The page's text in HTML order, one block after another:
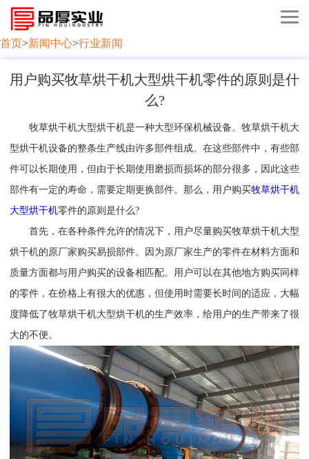
首页>新闻中心>行业新闻
用户购买牧草烘干机大型烘干机零件的原则是什
么?
牧草烘干机大型烘干机是一种大型环保机械设备。牧草烘干机大
型烘干机设备的整条生产线由许多部件组成。在这些部件中，有些部
件可以长期使用，但由于长期使用磨损而损坏的部分很多，因此这些
部件有一定的寿命，需要定期更换部件。那么，用户购买牧草烘干机
大型烘干机零件的原则是什么?
首先，在各种条件允许的情况下，用户尽量购买牧草烘干机大型
烘干机的原厂家购买易损部件。因为原厂家生产的零件在材料方面和
质量方面都与用户购买的设备相匹配。用户可以在其他地方购买同样
的零件，在价格上有很大的优惠，但使用时需要长时间的适应，大幅
度降低了牧草烘干机大型烘干机的生产效率，给用户的生产带来了很
大的不便。